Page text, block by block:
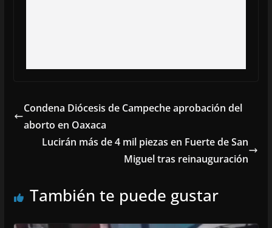
Condena Diócesis de Campeche aprobación del
aborto en Oaxaca
Lucirán más de 4 mil piezas en Fuerte de San
Miguel tras reinauguración
También te puede gustar